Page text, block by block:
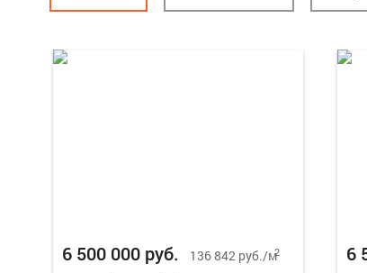
6 500 000 руб. 136 842 руб./м2 6